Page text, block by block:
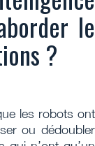
le
?
les robots ont
ou dédoubler